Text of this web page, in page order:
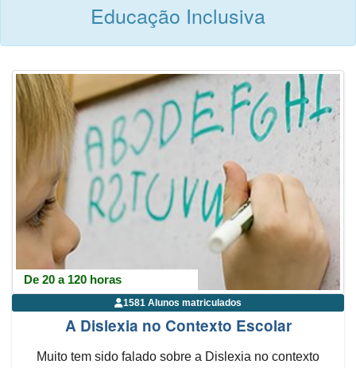
Educação Inclusiva
De 20 a 120 horas
1581 Alunos matriculados
A Dislexia no Contexto Escolar
Muito tem sido falado sobre a Dislexia no contexto